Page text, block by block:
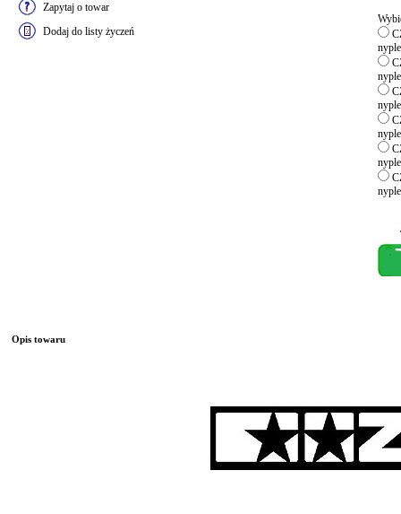
Zapytaj o towar
Dodaj do listy życzeń
nyple
nyple
nyple
nyple
nyple
nyple
Opis towaru